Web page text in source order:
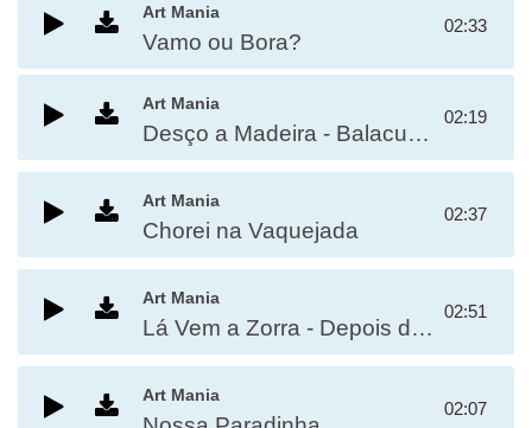
Art Mania
Vamo ou Bora?
02:33
Art Mania
Desço a Madeira - Balacubaco
02:19
Art Mania
Chorei na Vaquejada
02:37
Art Mania
Lá Vem a Zorra - Depois de Nós É Nós de Novo
02:51
Art Mania
02:07